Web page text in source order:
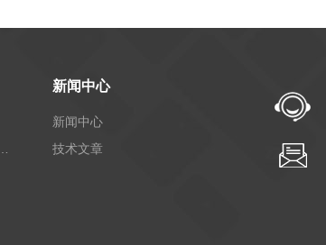
新闻中心
新闻中心
技术文章